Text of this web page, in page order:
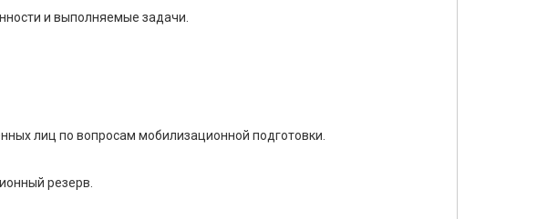
и выполняемые задачи.
лиц по вопросам мобилизационной подготовки.
резерв.